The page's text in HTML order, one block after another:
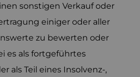
sonstigen Verkauf oder
einiger oder aller
zu bewerten oder
es als fortgeführtes
als Teil eines Insolvenz-,